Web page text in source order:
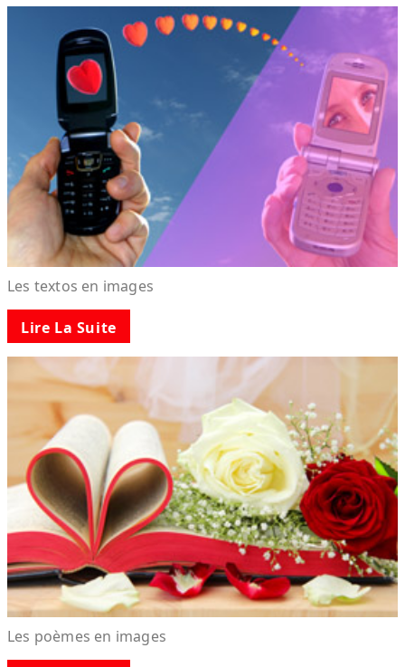
Les textos en images
Lire La Suite
Les poèmes en images